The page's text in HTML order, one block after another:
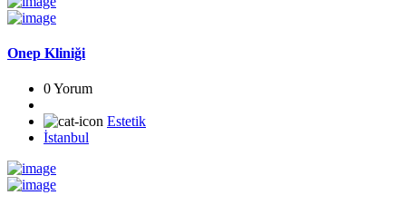
Onep Kliniği
0 Yorum
Estetik
İstanbul